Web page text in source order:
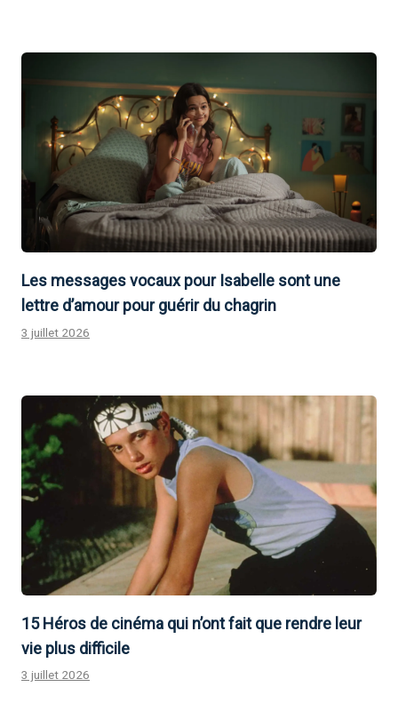
Les messages vocaux pour Isabelle sont une
lettre d’amour pour guérir du chagrin
3 juillet 2026
15 Héros de cinéma qui n’ont fait que rendre leur
vie plus difficile
3 juillet 2026